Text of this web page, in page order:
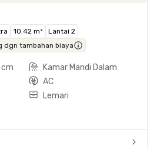
10.42 m²
Lantai 2
dgn tambahan biaya
Kamar Mandi Dalam
AC
Lemari